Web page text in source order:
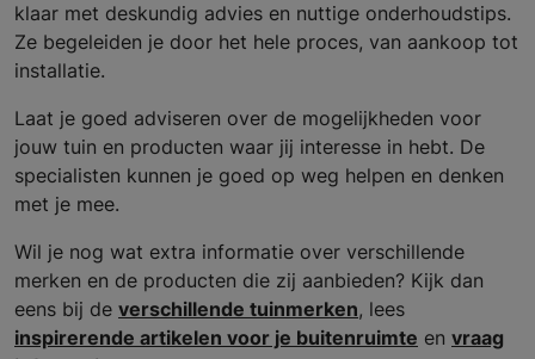
klaar met deskundig advies en nuttige onderhoudstips.
Ze begeleiden je door het hele proces, van aankoop tot
installatie.
Laat je goed adviseren over de mogelijkheden voor
jouw tuin en producten waar jij interesse in hebt. De
specialisten kunnen je goed op weg helpen en denken
met je mee.
Wil je nog wat extra informatie over verschillende
merken en de producten die zij aanbieden? Kijk dan
eens bij de verschillende tuinmerken, lees
inspirerende artikelen voor je buitenruimte en vraag